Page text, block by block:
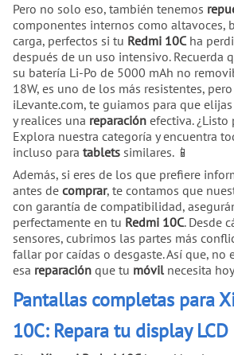
Pero no solo eso, también tenemos
componentes internos como altavoces,
carga, perfectos si tu Redmi 10Cha
después de un uso intensivo. Recuerda
su batería Li-Po de 5000 mAh no
18W, es uno de los más resistentes,
iLevante.com, te guiamos para que
y realices una reparación efectiva. ¿Listo
Explora nuestra categoría y encuentra
incluso para tablets similares. 📱
Además, si eres de los que prefiere
antes de comprar, te contamos que
con garantía de compatibilidad,
perfectamente en tu Redmi 10C. Desde
sensores, cubrimos las partes más
fallar por caídas o desgaste. Así que, no
esa reparación que tu móvil necesita
Pantallas completas para
10C: Repara tu display